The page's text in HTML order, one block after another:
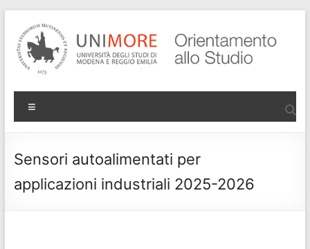
contenuto
Progetto
Orientamento
di Ateneo
Sensori autoalimentati per
applicazioni industriali 2025-2026